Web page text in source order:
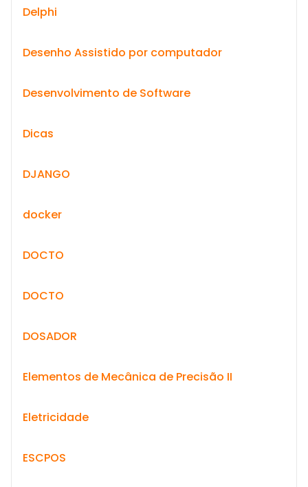
Delphi
Desenho Assistido por computador
Desenvolvimento de Software
Dicas
DJANGO
docker
DOCTO
DOCTO
DOSADOR
Elementos de Mecânica de Precisão II
Eletricidade
ESCPOS